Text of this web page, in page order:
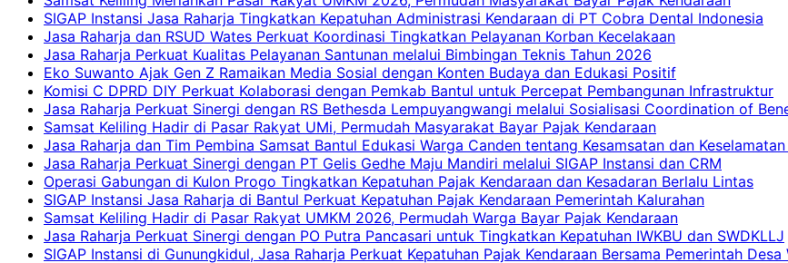
SIGAP Instansi Jasa Raharja Tingkatkan Kepatuhan Administrasi Kendaraan di PT Cobra Dental Indonesia
Jasa Raharja dan RSUD Wates Perkuat Koordinasi Tingkatkan Pelayanan Korban Kecelakaan
Jasa Raharja Perkuat Kualitas Pelayanan Santunan melalui Bimbingan Teknis Tahun 2026
Eko Suwanto Ajak Gen Z Ramaikan Media Sosial dengan Konten Budaya dan Edukasi Positif
Komisi C DPRD DIY Perkuat Kolaborasi dengan Pemkab Bantul untuk Percepat Pembangunan Infrastruktur
Jasa Raharja Perkuat Sinergi dengan RS Bethesda Lempuyangwangi melalui Sosialisasi Coordination of
Samsat Keliling Hadir di Pasar Rakyat UMi, Permudah Masyarakat Bayar Pajak Kendaraan
Jasa Raharja dan Tim Pembina Samsat Bantul Edukasi Warga Canden tentang Kesamsatan dan
Jasa Raharja Perkuat Sinergi dengan PT Gelis Gedhe Maju Mandiri melalui SIGAP Instansi dan CRM
Operasi Gabungan di Kulon Progo Tingkatkan Kepatuhan Pajak Kendaraan dan Kesadaran Berlalu Lintas
SIGAP Instansi Jasa Raharja di Bantul Perkuat Kepatuhan Pajak Kendaraan Pemerintah Kalurahan
Samsat Keliling Hadir di Pasar Rakyat UMKM 2026, Permudah Warga Bayar Pajak Kendaraan
Jasa Raharja Perkuat Sinergi dengan PO Putra Pancasari untuk Tingkatkan Kepatuhan IWKBU dan SWDKLLJ
SIGAP Instansi di Gunungkidul, Jasa Raharja Perkuat Kepatuhan Pajak Kendaraan Bersama Pemerintah Desa